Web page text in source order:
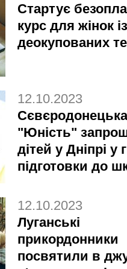
Стартує
курс для жінок із
деокупованих
12.10.2023
Сєвєродонецька
"Юність"
дітей у Дніпрі у
підготовки до
12.10.2023
Луганські
прикордонники
посвятили в